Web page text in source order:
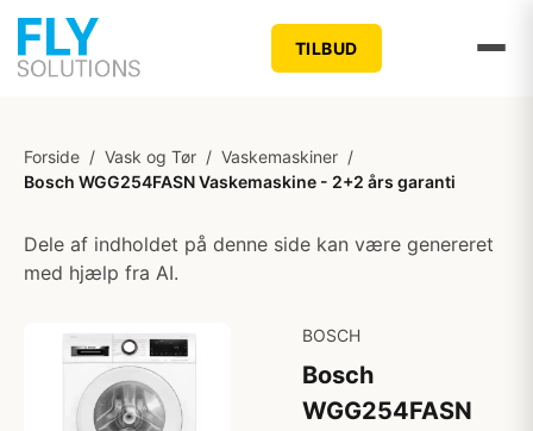
TILBUD
Forside / Vask og Tør / Vaskemaskiner /
Bosch WGG254FASN Vaskemaskine - 2+2 års garanti
Dele af indholdet på denne side kan være genereret
med hjælp fra AI.
BOSCH
Bosch
WGG254FASN